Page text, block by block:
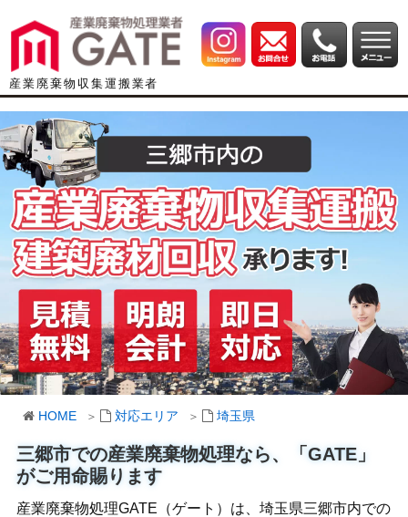
産業廃棄物収集運搬業者
HOME 対応エリア 埼玉県
三郷市での産業廃棄物処理なら、「GATE」
がご用命賜ります
産業廃棄物処理GATE（ゲート）は、埼玉県三郷市内での